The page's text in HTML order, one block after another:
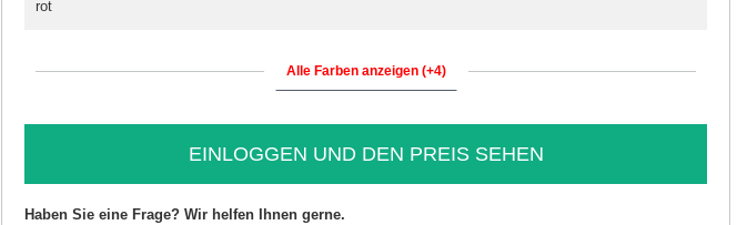
rot
Alle Farben anzeigen (+4)
EINLOGGEN UND DEN PREIS SEHEN
Haben Sie eine Frage? Wir helfen Ihnen gerne.